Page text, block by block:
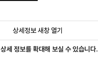
상세정보 새창 열기
상세 정보를 확대해 보실 수 있습니다.